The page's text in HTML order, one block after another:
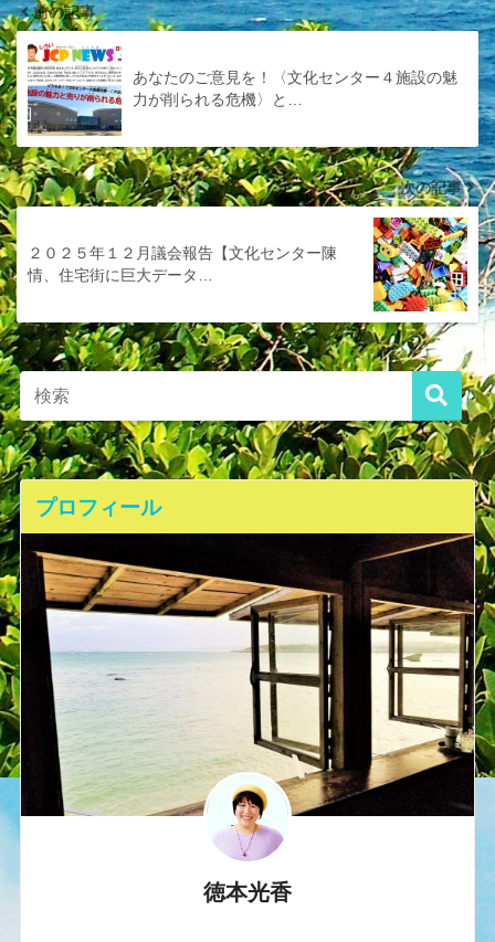
前の記事
あなたのご意見を！〈文化センター４施設の魅
力が削られる危機〉と…
次の記事
２０２５年１２月議会報告【文化センター陳
情、住宅街に巨大データ…
プロフィール
徳本光香